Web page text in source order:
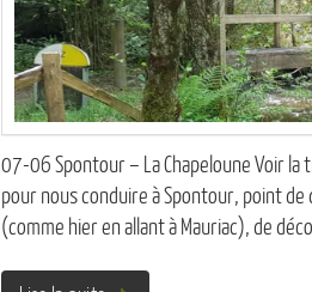
07-06 Spontour – La Chapeloune Voir
pour nous conduire à Spontour, point
(comme hier en allant à Mauriac), de